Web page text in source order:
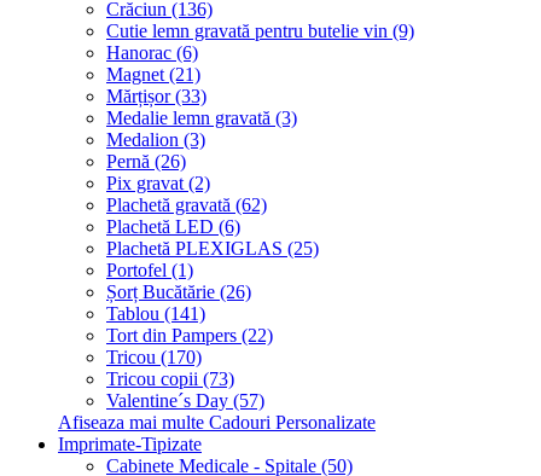
Crăciun (136)
Cutie lemn gravată pentru butelie vin (9)
Hanorac (6)
Magnet (21)
Mărțișor (33)
Medalie lemn gravată (3)
Medalion (3)
Pernă (26)
Pix gravat (2)
Plachetă gravată (62)
Plachetă LED (6)
Plachetă PLEXIGLAS (25)
Portofel (1)
Șorț Bucătărie (26)
Tablou (141)
Tort din Pampers (22)
Tricou (170)
Tricou copii (73)
Valentine´s Day (57)
Afiseaza mai multe Cadouri Personalizate
Imprimate-Tipizate
Cabinete Medicale - Spitale (50)